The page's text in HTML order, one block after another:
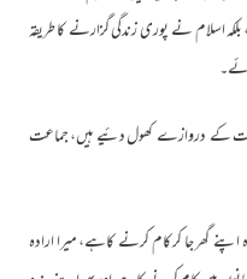
اسلام نے پوری زندگی گزارنے کا طریقہ
کے دروازے کھول دئیے ہیں، جماعت
گھر جا کر کام کرنے کاہے، میرا ارادہ